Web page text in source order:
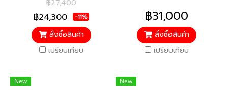
ปี อะไหล่อื่นๆ 5 ปี
฿27,400
฿24,300 -11%
สั่งซื้อสินค้า
เปรียบเทียบ
คอมเพรสเซอร์ 10 ปี อะไหล่อื่นๆ
5 ปี
฿31,000
สั่งซื้อสินค้า
เปรียบเทียบ
New New